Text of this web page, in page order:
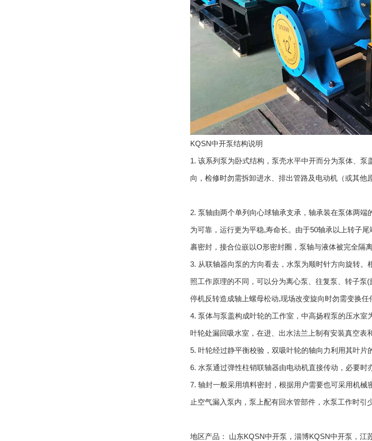
KQSN中开泵结构说明
1. 该系列泵为卧式结构，泵壳水平中开而分为泵体、
向，检修时勿需拆卸进水、排出管路及电动机（或其他
2. 泵轴由两个单列向心球轴承支承，轴承装在泵体两
为可靠，运行更为平稳,寿命长。由于50轴承以上转子
裹密封，接合位嵌以O形密封圈，泵轴与液体被完全隔
3. 从联轴器向泵的方向看去，水泵为顺时针方向旋转
照工作原理的不同，可以分为离心泵、往复泵、转子
停机反转造成轴上螺母松动,现场改变旋向时勿需变换任
4. 泵体与泵盖构成叶轮的工作室，中高扬程泵的压水
叶轮处漏回吸水室，在进、出水法兰上制有安装真空表
5. 叶轮经过静平衡校验，双吸叶轮的轴向力利用其叶片
6. 水泵通过弹性柱销联轴器由电动机直接传动，必要时
7. 轴封一般采用填料密封，根据用户需要也可采用机
止空气漏入泵内，泵上配有回水管部件，水泵工作时引
地区产品： 山东KQSN中开泵 ， 淄博KQSN中开泵 ， 江